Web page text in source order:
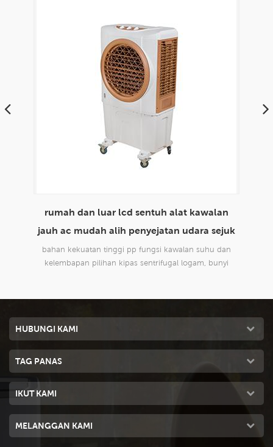
envirotech 8000cmh penggunaan rumah
domestik mudah alih penyejatan penyejatan
udara sejuk
reka bentuk baru, sesuai untuk semua jenis aplikasi
dalaman dan luaran, komersil dan perindustrian.
HUBUNGI KAMI
TAG PANAS
IKUT KAMI
MELANGGAN KAMI